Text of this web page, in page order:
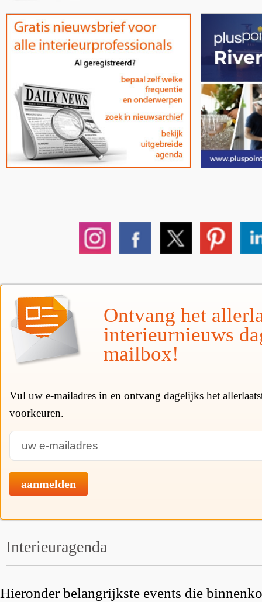
Ontvang het
interieurnieuws
mailbox!
Vul uw e-mailadres in en ontvang dagelijks het
voorkeuren.
aanmelden
Interieuragenda
Hieronder belangrijkste events die